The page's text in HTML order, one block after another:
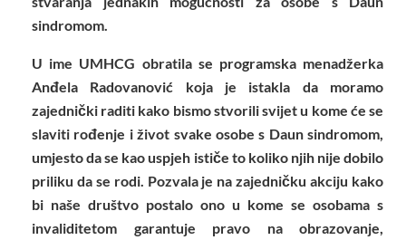
sindromom.
U ime UMHCG obratila se programska menadžerka
Anđela Radovanović koja je istakla da moramo
zajednički raditi kako bismo stvorili svijet u kome će se
slaviti rođenje i život svake osobe s Daun sindromom,
umjesto da se kao uspjeh ističe to koliko njih nije dobilo
priliku da se rodi. Pozvala je na zajedničku akciju kako
bi naše društvo postalo ono u kome se osobama s
invaliditetom garantuje pravo na obrazovanje,